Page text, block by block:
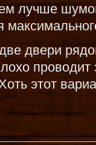
лучше
двери
этот